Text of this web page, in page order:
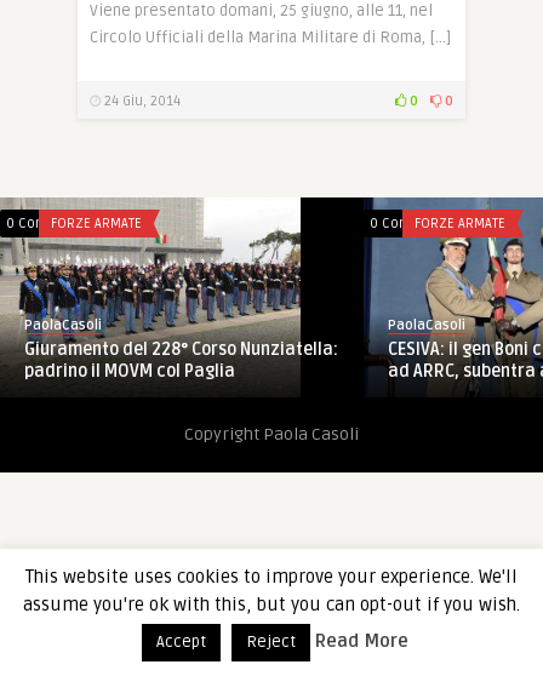
Viene presentato domani, 25 giugno, alle 11, nel
Circolo Ufficiali della Marina Militare di Roma, […]
24 Giu, 2014 0 0
0 CommentsFORZE ARMATE
PaolaCasoli
Giuramento del 228° Corso Nunziatella:
padrino il MOVM col Paglia
0 CommentsFORZE ARMATE
PaolaCasoli
CESIVA: il gen
ad ARRC,
Copyright Paola Casoli
This website uses cookies to improve your experience. We'll
assume you're ok with this, but you can opt-out if you wish.
Accept Reject Read More